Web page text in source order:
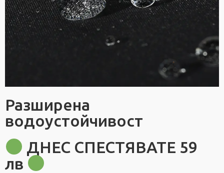
Разширена
водоустойчивост
ДНЕС СПЕСТЯВАТЕ 59
лв